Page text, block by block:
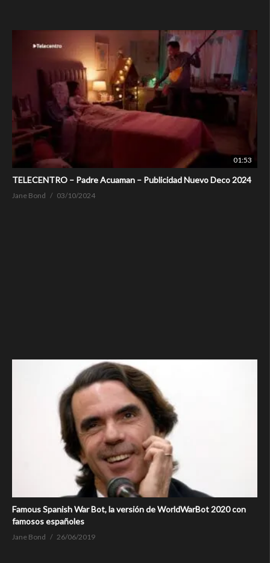
01:53
TELECENTRO – Padre Acuaman – Publicidad Nuevo Deco 2024
Jane Bond 03/10/2024
Famous Spanish War Bot, la versión de WorldWarBot 2020 con
famosos españoles
Jane Bond 26/06/2019